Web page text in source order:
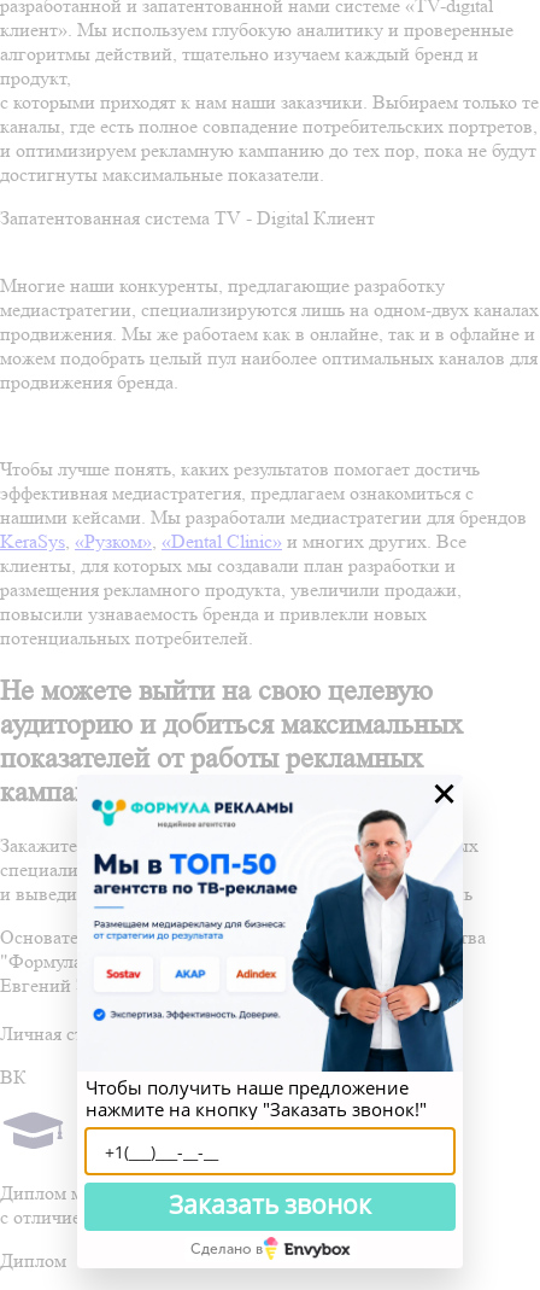
разработанной и запатентованной нами системе «TV-digital
клиент». Мы используем глубокую аналитику и проверенные
алгоритмы действий, тщательно изучаем каждый бренд и
продукт,
с которыми приходят к нам наши заказчики. Выбираем только те
каналы, где есть полное совпадение потребительских портретов,
и оптимизируем рекламную кампанию до тех пор, пока не будут
достигнуты максимальные показатели.
Запатентованная система TV - Digital Клиент
Многие наши конкуренты, предлагающие разработку
медиастратегии, специализируются лишь на одном-двух каналах
продвижения. Мы же работаем как в онлайне, так и в офлайне и
можем подобрать целый пул наиболее оптимальных каналов для
продвижения бренда.
Чтобы лучше понять, каких результатов помогает достичь
эффективная медиастратегия, предлагаем ознакомиться с
нашими кейсами. Мы разработали медиастратегии для брендов
KeraSys, «Рузком», «Dental Clinic» и многих других. Все
клиенты, для которых мы создавали план разработки и
размещения рекламного продукта, увеличили продажи,
повысили узнаваемость бренда и привлекли новых
потенциальных потребителей.
Не можете выйти на свою целевую
аудиторию и добиться максимальных
показателей от работы рекламных
кампаний?
Закажите медиастратегию от высококвалифицированных
специалистов агентства «Формула Рекламы»
и выведите свой бизнес на новый качественный уровень
Основатель и Генеральный директор медийного агентства
"Формула Рекламы"
Евгений Запотылок
Личная страница ВКонтакте
ВК
Диплом магистра
с отличием по рекламе
Диплом
×
Чтобы получить наше предложение
нажмите на кнопку "Заказать звонок!"
Заказать звонок
Сделано в